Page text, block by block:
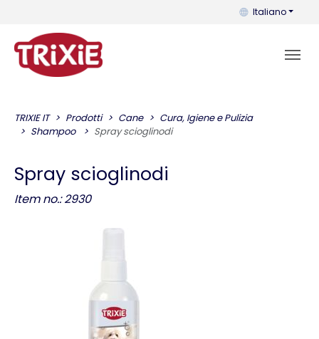
Puoi cambiare
Italiano
TRIXIE IT Prodotti Cane
Cura, Igiene e Pulizia
Shampoo
Spray scioglinodi
Spray scioglinodi
Item no.: 2930